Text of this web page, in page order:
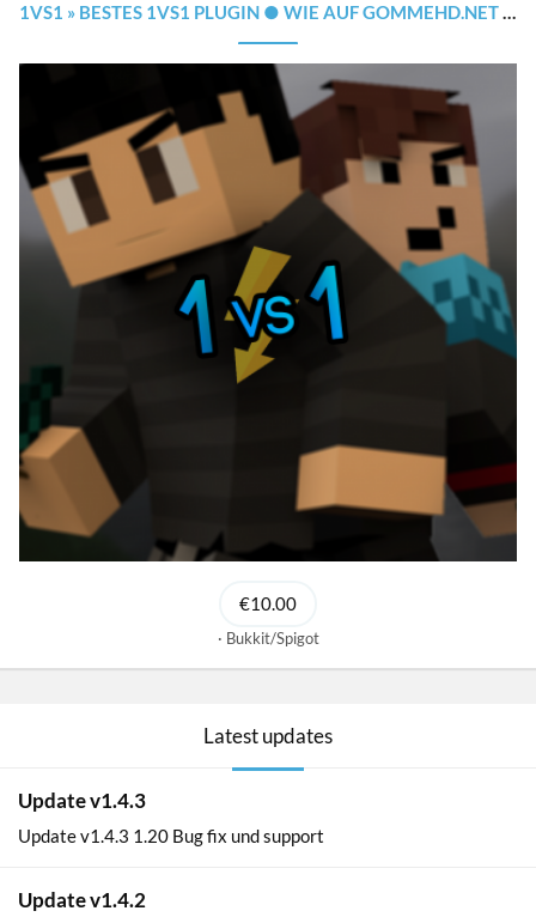
1VS1 » BESTES 1VS1 PLUGIN ● WIE AUF GOMMEHD.NET [1.8.X - 1.20.X]
€10.00
Bukkit/Spigot
Latest updates
Update v1.4.3
Update v1.4.3 1.20 Bug fix und support
Update v1.4.2